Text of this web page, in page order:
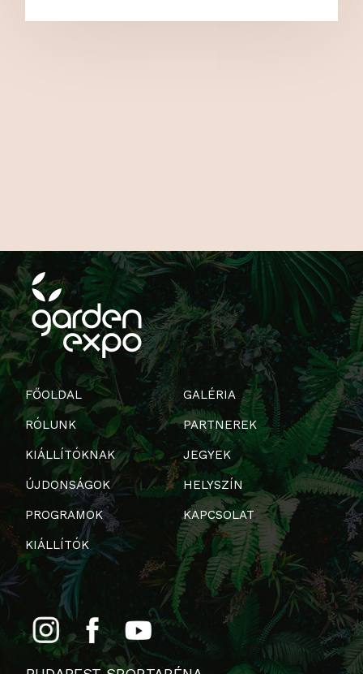
FŐOLDAL
RÓLUNK
KIÁLLÍTÓKNAK
ÚJDONSÁGOK
PROGRAMOK
KIÁLLÍTÓK
GALÉRIA
PARTNEREK
JEGYEK
HELYSZÍN
KAPCSOLAT